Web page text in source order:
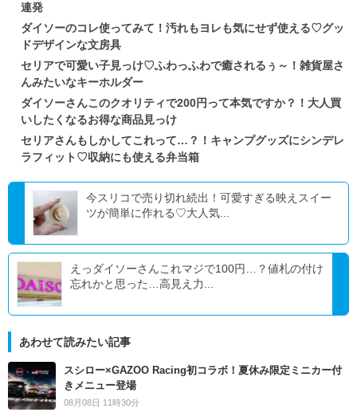
連発
ダイソーのコレ使ってみて！汚れもヨレも気にせず使える♡グッ
ドデザインな文房具
セリアで可愛い子見っけ♡ふわっふわで癒されるぅ～！雑貨屋さ
んみたいなキーホルダー
ダイソーさんこのクオリティで200円って本気ですか？！大人買
いしたくなるお得な商品見っけ
セリアさんもしかしてこれって…？！キャンプグッズにシンデレ
ラフィット♡収納にも使える弁当箱
今スリコで売り切れ続出！可愛すぎる映えスイー
ツが簡単に作れる♡大人気...
えっダイソーさんこれマジで100円…？値札の付け
忘れかと思った…高見え力...
あわせて読みたい記事
スシロー×GAZOO Racing初コラボ！夏休み限定ミニカー付
きメニュー登場
08月08日 11時30分